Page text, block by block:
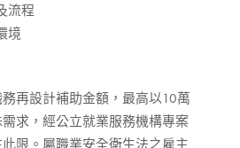
流程
境
再設計補助金額，最高以10萬
求，經公立就業服務機構專案